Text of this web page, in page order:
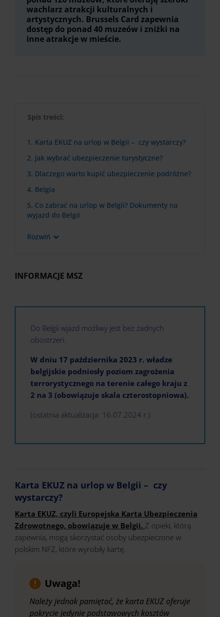
wachlarz atrakcji kulturalnych i
artystycznych. Brussels Card zapewnia
dostęp do ponad 40 muzeów i zniżki na
inne atrakcje w mieście.
Spis treści:
1. Karta EKUZ na urlop w Belgii – czy wystarczy?
2. Jak wybrać ubezpieczenie turystyczne?
3. Dlaczego warto kupić ubezpieczenie podróżne?
4. Belgia
5. Co zabrać na urlop w Belgii? Dokumenty na
wyjazd do Belgii
Rozwiń
INFORMACJE MSZ
Do Belgii wjazd możliwy jest bez żadnych
obostrzeń.
W dniu 17 października 2023 r. władze
belgijskie podniosły poziom zagrożenia
terrorystycznego na terenie całego kraju z
2 na 3 (obowiązuje skala czterostopniowa).
(ostatnia aktualizacja: 16.07.2024 r.)
Karta EKUZ na urlop w Belgii – czy
wystarczy?
Karta EKUZ, czyli Europejska Karta Ubezpieczenia
Zdrowotnego, obowiązuje w Belgii. Z opieki, którą
zapewnia, mogą skorzystać osoby ubezpieczone w
polskim NFZ, które wyrobiły kartę.
Uwaga!
Należy jednak pamiętać, że karta EKUZ oferuje
pokrycie jedynie podstawowych kosztów